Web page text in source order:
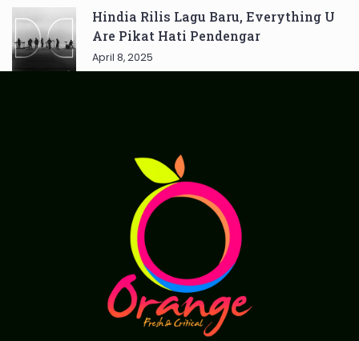
Hindia Rilis Lagu Baru, Everything U
Are Pikat Hati Pendengar
April 8, 2025